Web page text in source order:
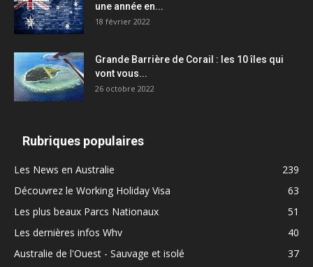
une année en...
18 février 2022
Grande Barrière de Corail : les 10 îles qui
vont vous...
26 octobre 2022
Rubriques populaires
Les News en Australie
239
Découvrez le Working Holiday Visa
63
Les plus beaux Parcs Nationaux
51
Les dernières infos Whv
40
Australie de l'Ouest - Sauvage et isolé
37